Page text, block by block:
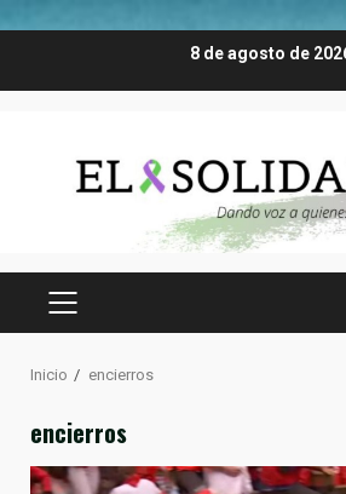
8 de agosto de
MENÚ
Inicio encierros
encierros